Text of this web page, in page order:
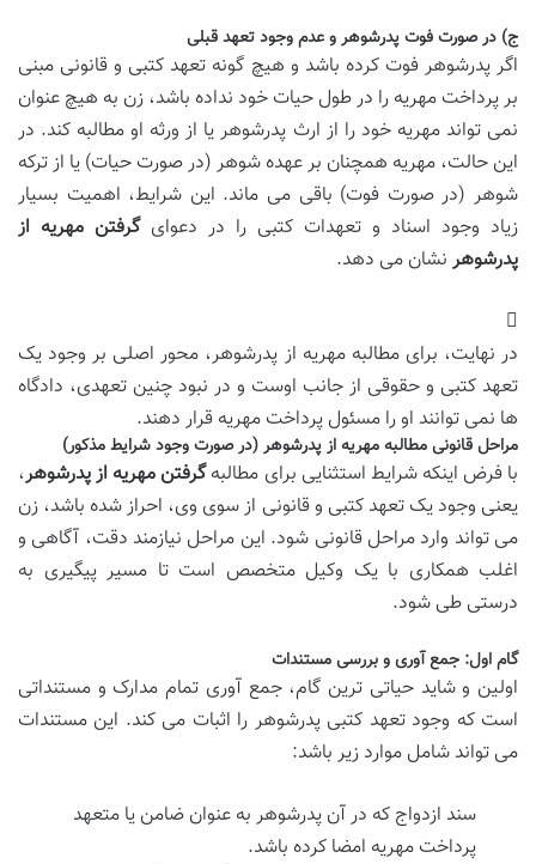
ج) در صورت فوت پدرشوهر و عدم وجود تعهد قبلی
اگر پدرشوهر فوت کرده باشد و هیچ گونه تعهد کتبی و قانونی مبنی
بر پرداخت مهریه را در طول حیات خود نداده باشد، زن به هیچ عنوان
نمی تواند مهریه خود را از ارث پدرشوهر یا از ورثه او مطالبه کند. در
این حالت، مهریه همچنان بر عهده شوهر (در صورت حیات) یا از ترکه
شوهر (در صورت فوت) باقی می ماند. این شرایط، اهمیت بسیار
زیاد وجود اسناد و تعهدات کتبی را در دعوایگرفتن مهریه از
پدرشوهر نشان می دهد.
در نهایت، برای مطالبه مهریه از پدرشوهر، محور اصلی بر وجود یک
تعهد کتبی و حقوقی از جانب اوست و در نبود چنین تعهدی، دادگاه
ها نمی توانند او را مسئول پرداخت مهریه قرار دهند.
مراحل قانونی مطالبه مهریه از پدرشوهر (در صورت وجود شرایط مذکور)
با فرض اینکه شرایط استثنایی برای مطالبهگرفتن مهریه از پدرشوهر،
یعنی وجود یک تعهد کتبی و قانونی از سوی وی، احراز شده باشد، زن
می تواند وارد مراحل قانونی شود. این مراحل نیازمند دقت، آگاهی و
اغلب همکاری با یک وکیل متخصص است تا مسیر پیگیری به
درستی طی شود.
گام اول: جمع آوری و بررسی مستندات
اولین و شاید حیاتی ترین گام، جمع آوری تمام مدارک و مستنداتی
است که وجود تعهد کتبی پدرشوهر را اثبات می کند. این مستندات
می تواند شامل موارد زیر باشد:
سند ازدواج که در آن پدرشوهر به عنوان ضامن یا متعهد
پرداخت مهریه امضا کرده باشد.